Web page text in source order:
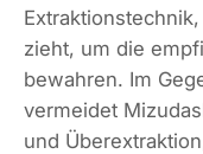
zieht, um die
bewahren. Im
vermeidet
und